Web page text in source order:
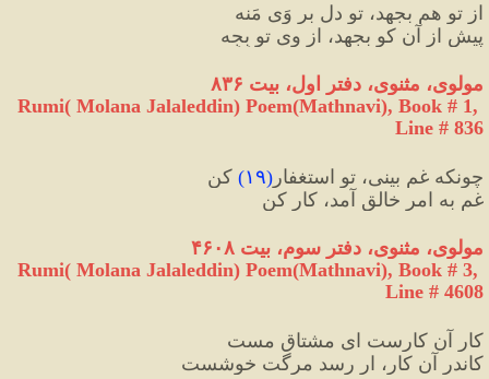
از تو هم بجهد، تو دل بر وَی مَنه
پیش از آن کو بجهد، از وی تو بِجِه
مولوی، مثنوی، دفتر اول، بیت ۸۳۶
Rumi( Molana Jalaleddin) Poem(Mathnavi), Book # 1,
Line # 836
چونکه غم‌ بینی، تو استغفار (۱۹) کن
غم به امرِ خالق آمد، کار کن
مولوی، مثنوی، دفتر سوم، بیت ۴۶۰۸
Rumi( Molana Jalaleddin) Poem(Mathnavi), Book # 3,
Line # 4608
کار آن کارست ای مشتاق مست
کاندر آن کار، ار رسد مرگت خوشست